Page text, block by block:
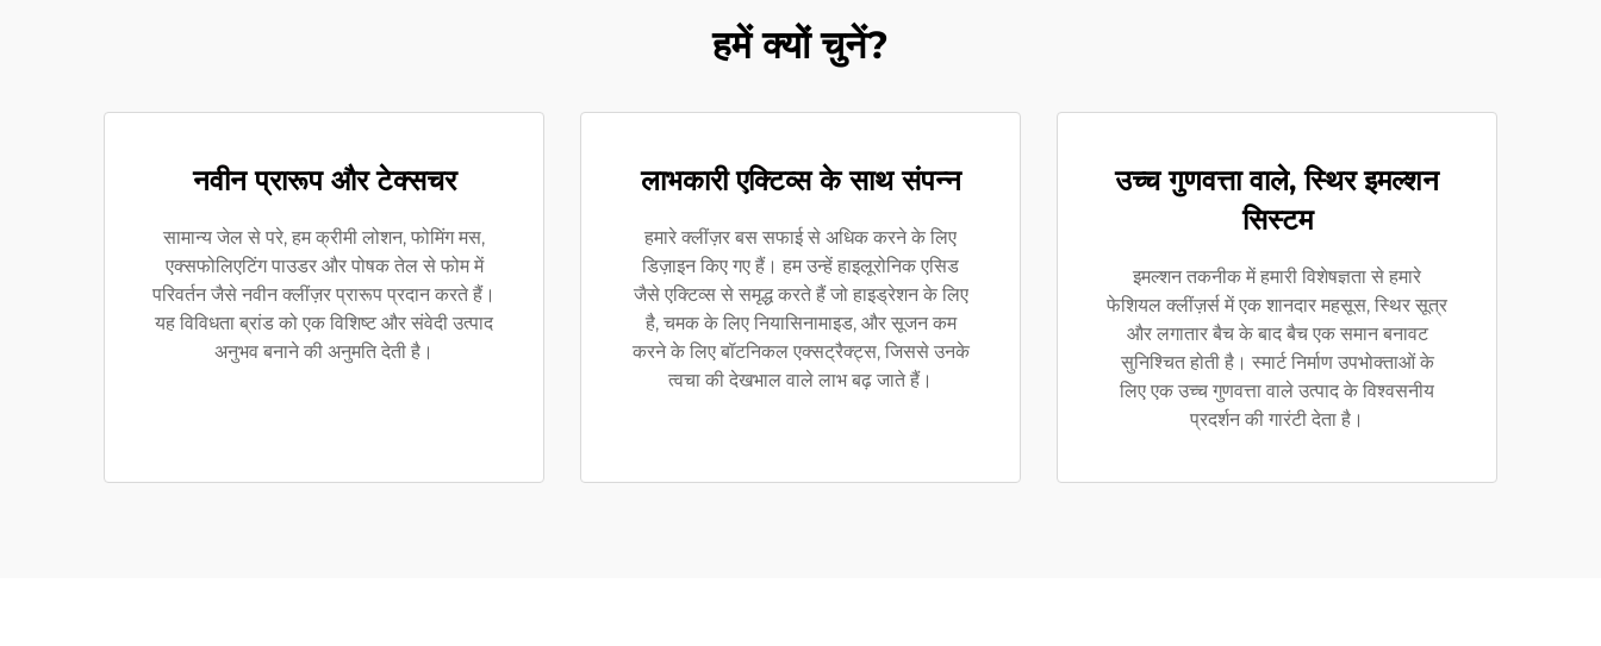
हमें क्यों चुनें?
नवीन प्रारूप और टेक्सचर
सामान्य जेल से परे, हम क्रीमी लोशन, फोमिंग मस,
एक्सफोलिएटिंग पाउडर और पोषक तेल से फोम में
परिवर्तन जैसे नवीन क्लींज़र प्रारूप प्रदान करते हैं।
यह विविधता ब्रांड को एक विशिष्ट और संवेदी उत्पाद
अनुभव बनाने की अनुमति देती है।
लाभकारी एक्टिव्स के साथ संपन्न
हमारे क्लींज़र बस सफाई से अधिक करने के लिए
डिज़ाइन किए गए हैं। हम उन्हें हाइलूरोनिक एसिड
जैसे एक्टिव्स से समृद्ध करते हैं जो हाइड्रेशन के लिए
है, चमक के लिए नियासिनामाइड, और सूजन कम
करने के लिए बॉटनिकल एक्सट्रैक्ट्स, जिससे उनके
त्वचा की देखभाल वाले लाभ बढ़ जाते हैं।
उच्च गुणवत्ता वाले, स्थिर इमल्शन
सिस्टम
इमल्शन तकनीक में हमारी विशेषज्ञता से हमारे
फेशियल क्लींज़र्स में एक शानदार महसूस, स्थिर सूत्र
और लगातार बैच के बाद बैच एक समान बनावट
सुनिश्चित होती है। स्मार्ट निर्माण उपभोक्ताओं के
लिए एक उच्च गुणवत्ता वाले उत्पाद के विश्वसनीय
प्रदर्शन की गारंटी देता है।